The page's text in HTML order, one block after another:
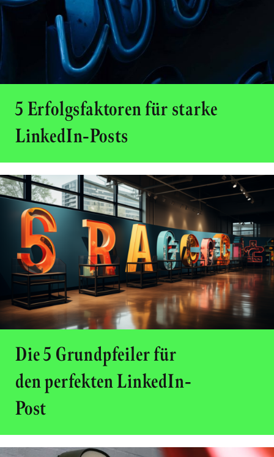
5 Erfolgsfaktoren für starke
LinkedIn-Posts
Die 5 Grundpfeiler für
den perfekten LinkedIn-
Post